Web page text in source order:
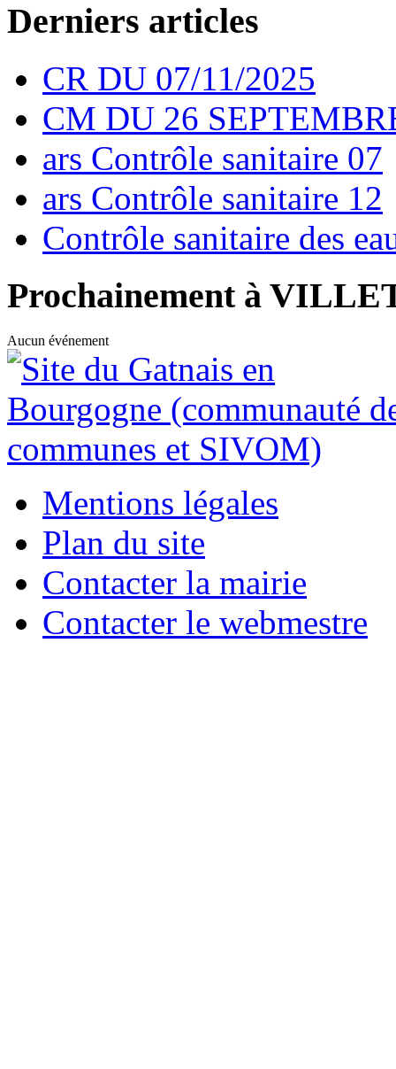
Derniers articles
CR DU 07/11/2025
CM DU 26
ars Contrôle sanitaire 07
ars Contrôle sanitaire 12
Contrôle sanitaire des
Prochainement à
Aucun événement
Mentions légales
Plan du site
Contacter la mairie
Contacter le webmestre